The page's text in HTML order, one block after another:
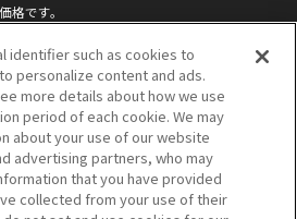
です。
Do Not Sell or Share My
Personal Information
ソーシャルメディアポリシー
お問い合わせ
identifier such as cookies to
personalize content and ads.
more details about how we use
period of each cookie. We may
about your use of our website
advertising partners, who may
that you have provided
collected from your use of their